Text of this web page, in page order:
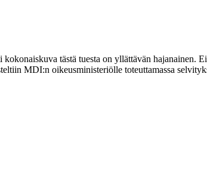
tästä tuesta on yllättävän hajanainen.
MDI:n oikeusministeriölle toteuttamassa